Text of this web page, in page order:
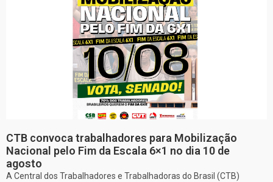
CTB convoca trabalhadores para Mobilização
Nacional pelo Fim da Escala 6×1 no dia 10 de
agosto
A Central dos Trabalhadores e Trabalhadoras do Brasil (CTB)